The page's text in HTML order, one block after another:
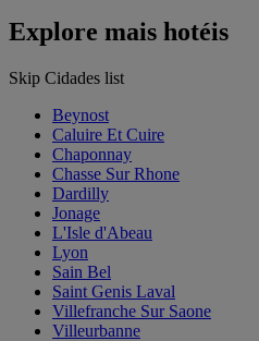
Explore mais hotéis
Skip Cidades list
Beynost
Caluire Et Cuire
Chaponnay
Chasse Sur Rhone
Dardilly
Jonage
L'Isle d'Abeau
Lyon
Sain Bel
Saint Genis Laval
Villefranche Sur Saone
Villeurbanne